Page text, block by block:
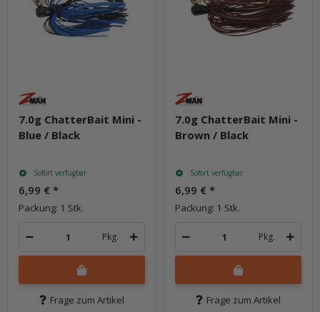
7.0g ChatterBait Mini -
Blue / Black
Sofort verfügbar
6,99 € *
Packung: 1 Stk.
Pkg.
Frage zum Artikel
7.0g ChatterBait Mini -
Brown / Black
Sofort verfügbar
6,99 € *
Packung: 1 Stk.
Pkg.
Frage zum Artikel